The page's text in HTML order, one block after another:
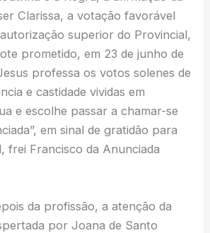
Clarissa, a votação favorável
superior do Provincial,
prometido, em 23 de junho de
professa os votos solenes de
e castidade vividas em
e escolhe passar a chamar-se
em sinal de gratidão para
frei Francisco da Anunciada
da profissão, a atenção da
por Joana de Santo